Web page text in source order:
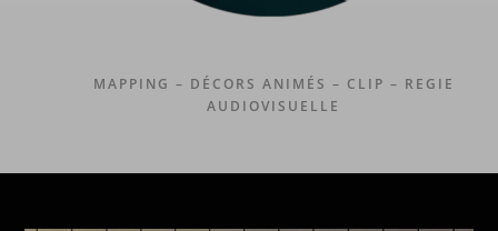
MAPPING – DÉCORS ANIMÉS – CLIP – REGIE
AUDIOVISUELLE